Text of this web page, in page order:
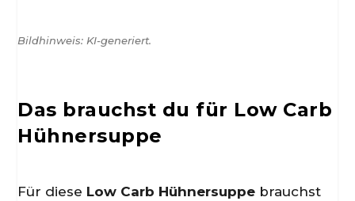
Bildhinweis: KI-generiert.
Das brauchst du für Low Carb
Hühnersuppe
Für diese Low Carb Hühnersuppe brauchst